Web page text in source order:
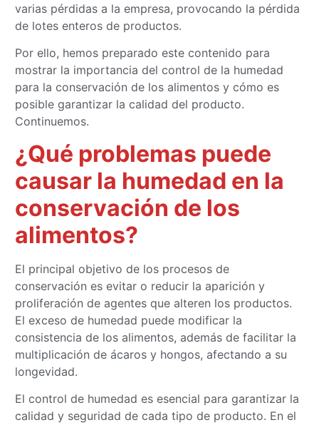
varias pérdidas a la empresa, provocando la pérdida
de lotes enteros de productos.
Por ello, hemos preparado este contenido para
mostrar la importancia del control de la humedad
para la conservación de los alimentos y cómo es
posible garantizar la calidad del producto.
Continuemos.
¿Qué problemas puede
causar la humedad en la
conservación de los
alimentos?
El principal objetivo de los procesos de
conservación es evitar o reducir la aparición y
proliferación de agentes que alteren los productos.
El exceso de humedad puede modificar la
consistencia de los alimentos, además de facilitar la
multiplicación de ácaros y hongos, afectando a su
longevidad.
El control de humedad es esencial para garantizar la
calidad y seguridad de cada tipo de producto. En el